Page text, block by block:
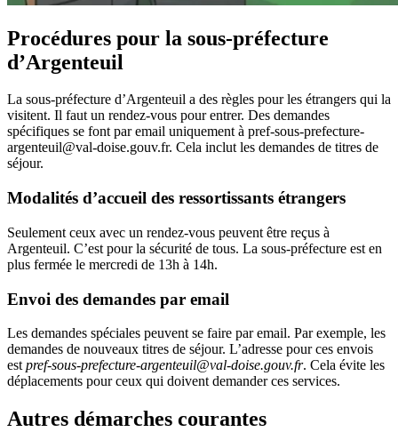
Procédures pour la sous-préfecture
d’Argenteuil
La sous-préfecture d’Argenteuil a des règles pour les étrangers qui la
visitent. Il faut un rendez-vous pour entrer. Des demandes
spécifiques se font par email uniquement à pref-sous-prefecture-
argenteuil@val-doise.gouv.fr. Cela inclut les demandes de titres de
séjour.
Modalités d’accueil des ressortissants étrangers
Seulement ceux avec un rendez-vous peuvent être reçus à
Argenteuil. C’est pour la sécurité de tous. La sous-préfecture est en
plus fermée le mercredi de 13h à 14h.
Envoi des demandes par email
Les demandes spéciales peuvent se faire par email. Par exemple, les
demandes de nouveaux titres de séjour. L’adresse pour ces envois
est pref-sous-prefecture-argenteuil@val-doise.gouv.fr. Cela évite les
déplacements pour ceux qui doivent demander ces services.
Autres démarches courantes